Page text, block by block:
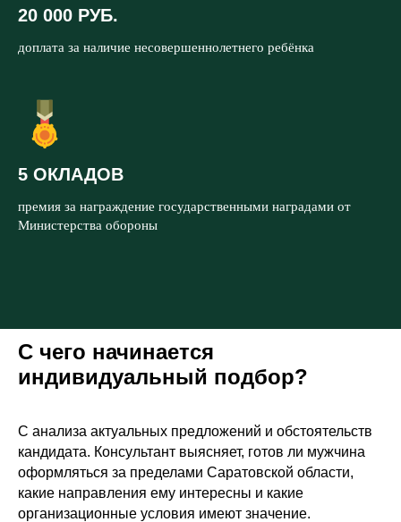
20 000 РУБ.
доплата за наличие несовершеннолетнего ребёнка
5 ОКЛАДОВ
премия за награждение государственными наградами от
Министерства обороны
С чего начинается
индивидуальный подбор?
С анализа актуальных предложений и обстоятельств
кандидата. Консультант выясняет, готов ли мужчина
оформляться за пределами Саратовской области,
какие направления ему интересны и какие
организационные условия имеют значение.